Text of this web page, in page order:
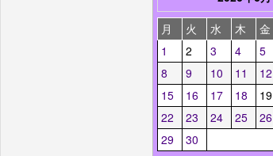
月
火 水 木 金
1
2 3 4 5
8
9 10 11 12
15
16 17 18 19
22
23 24 25 26
29
30